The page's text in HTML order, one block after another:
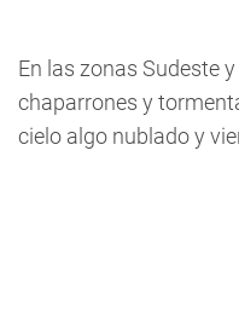
En las zonas Sudeste
chaparrones y
cielo algo nublado y